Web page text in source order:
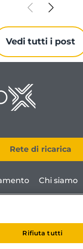
Vedi tutti i post
Rete di ricarica
Chi siamo
72 edificio 31
Rifiuta tutti